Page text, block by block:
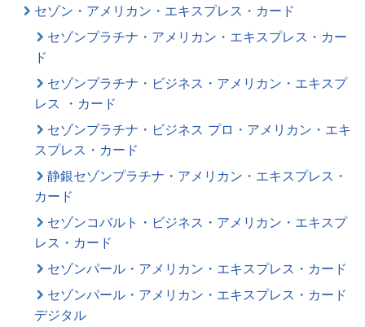
セゾン・アメリカン・エキスプレス・カード
セゾンプラチナ・アメリカン・エキスプレス・カー
ド
セゾンプラチナ・ビジネス・アメリカン・エキスプ
レス ・カード
セゾンプラチナ・ビジネス プロ・アメリカン・エキ
スプレス・カード
静銀セゾンプラチナ・アメリカン・エキスプレス・
カード
セゾンコバルト・ビジネス・アメリカン・エキスプ
レス・カード
セゾンパール・アメリカン・エキスプレス・カード
セゾンパール・アメリカン・エキスプレス・カード
デジタル